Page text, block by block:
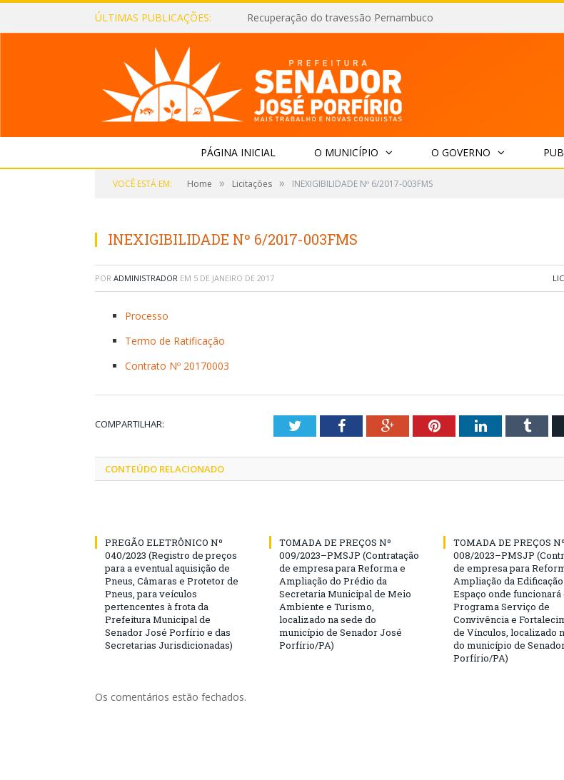
ÚLTIMAS PUBLICAÇÕES: Recuperação do travessão Pernambuco
PÁGINA INICIAL O MUNICÍPIO O GOVERNO
VOCÊ ESTÁ EM: Home » Licitações » INEXIGIBILIDADE Nº 6/2017-003FMS
INEXIGIBILIDADE Nº 6/2017-003FMS
POR ADMINISTRADOR EM 5 DE JANEIRO DE 2017
Processo
Termo de Ratificação
Contrato Nº 20170003
COMPARTILHAR: TwitterFacebookGoogle+PinterestLinkedIn
CONTEÚDO RELACIONADO
PREGÃO ELETRÔNICO Nº
040/2023 (Registro de preços
para a eventual aquisição de
Pneus, Câmaras e Protetor de
Pneus, para veículos
pertencentes à frota da
Prefeitura Municipal de
Senador José Porfírio e das
Secretarias Jurisdicionadas)
TOMADA DE PREÇOS Nº
009/2023–PMSJP (Contratação
de empresa para Reforma e
Ampliação do Prédio da
Secretaria Municipal de Meio
Ambiente e Turismo,
localizado na sede do
município de Senador José
Porfírio/PA)
TOMADA DE PREÇOS Nº
008/2023–PMSJP
de empresa para
Ampliação da
Espaço onde funcionará
Programa Serviço de
Convivência e
de Vínculos, localizado
do município de
Porfírio/PA)
Os comentários estão fechados.